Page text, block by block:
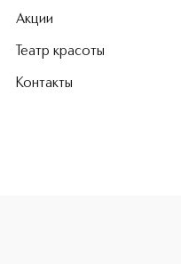
Акции
Театр красоты
Контакты